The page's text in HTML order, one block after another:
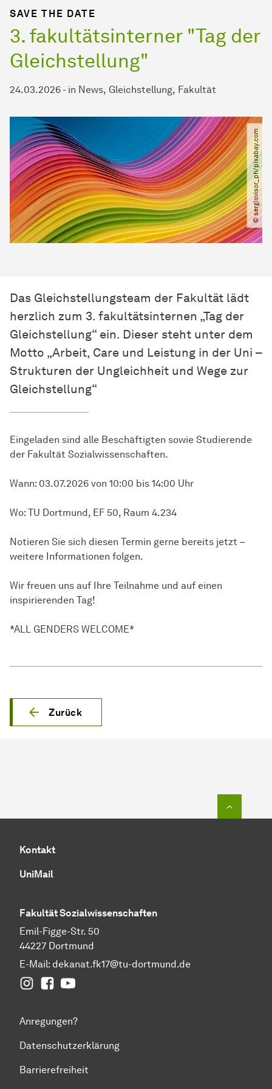
SAVE THE DATE
3. fakultätsinterner "Tag der
Gleichstellung"
24.03.2026 - in News Gleichstellung Fakultät
© sergiovisor_ph​/​pixabay.com
Das Gleichstellungsteam der Fakultät lädt
herzlich zum 3. fakultätsinternen „Tag der
Gleichstellung“ ein. Dieser steht unter dem
Motto „Arbeit, Care und Leistung in der Uni –
Strukturen der Ungleichheit und Wege zur
Gleichstellung“
Eingeladen sind alle Beschäftigten sowie Studierende
der Fakultät Sozial­wissen­schaften.
Wann: 03.07.2026 von 10:00 bis 14:00 Uhr
Wo: TU Dortmund, EF 50, Raum 4.234
Notieren Sie sich diesen Termin gerne bereits jetzt –
weitere Informationen folgen.
Wir freuen uns auf Ihre Teilnahme und auf einen
inspirierenden Tag!
*ALL GENDERS WELCOME*
Zurück
Kontakt
UniMail
FakultätSozial­wissen­schaften
Emil-Figge-Str. 50
44227 Dortmund
E-Mail: dekanat.fk17@tu-dortmund.de
InstagramFacebook
YouTube
Anregungen?
Datenschutzerklärung
Barrierefreiheit